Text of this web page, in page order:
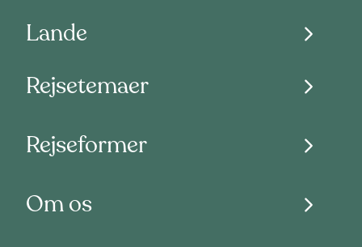
Lande
Rejsetemaer
Rejseformer
Om os